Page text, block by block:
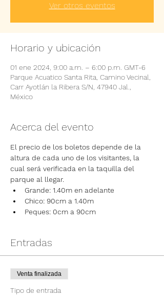
Ver otros eventos
Horario y ubicación
01 ene 2024, 9:00 a.m. – 6:00 p.m. GMT-6
Parque Acuatico Santa Rita, Camino Vecinal,
Carr Ayotlán la Ribera S/N, 47940 Jal.,
México
Acerca del evento
El precio de los boletos depende de la
altura de cada uno de los visitantes, la
cual será verificada en la taquilla del
parque al llegar.
Grande: 1.40m en adelante
Chico: 90cm a 1.40m
Peques: 0cm a 90cm
Entradas
Venta finalizada
Tipo de entrada